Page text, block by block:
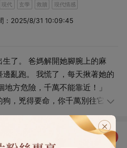
現代 玄學 救贖 現代情感
：2025/8/31 10:09:45
了。 爸媽解開她腳腕上的麻
亂跑。 我慌了，每天揪著她的
方危險，千萬不能靠近！」
狗，兇得要命，你千萬別往它附
？」 阿糯乖乖巧巧地點頭。 她
惡更深一層： 「這不帶把的賠錢
空氣笑。」 他們看不到我，因
點我評分